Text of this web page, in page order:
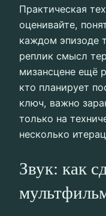
Практическая
оценивайте,
каждом эпизоде
реплик смысл
мизансцене ещё
кто планирует
ключ, важно
только на
несколько
Звук: как